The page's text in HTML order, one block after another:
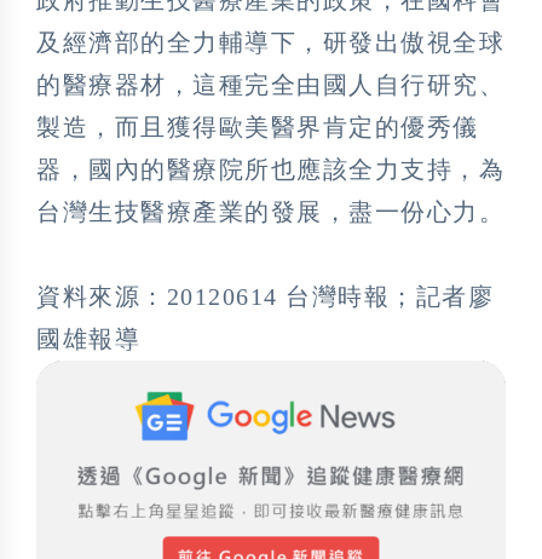
及經濟部的全力輔導下，研發出傲視全球
的醫療器材，這種完全由國人自行研究、
製造，而且獲得歐美醫界肯定的優秀儀
器，國內的醫療院所也應該全力支持，為
台灣生技醫療產業的發展，盡一份心力。
資料來源：20120614 台灣時報；記者廖
國雄報導